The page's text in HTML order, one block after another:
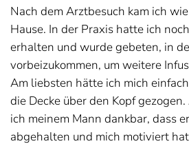
Nach dem Arztbesuch kam ich
Hause. In der Praxis hatte ich
erhalten und wurde gebeten, in
vorbeizukommen, um weitere
Am liebsten hätte ich mich
die Decke über den Kopf
ich meinem Mann dankbar, dass
abgehalten und mich motiviert